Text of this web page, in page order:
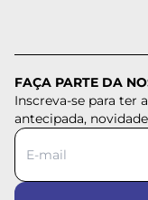
FAÇA PARTE DA
Inscreva-se para ter
antecipada,